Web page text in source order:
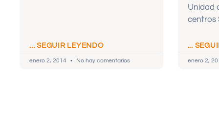
... SEGUIR LEYENDO
enero 2, 2014 No hay comentarios
Unidad
centros
...
enero 2,